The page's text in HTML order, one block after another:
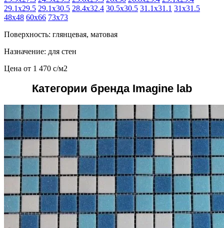
29.1x29.5 29.1x30.5 28.4x32.4 30.5x30.5 31.1x31.1 31x31.5
48x48 60x66 73x73
Поверхность: глянцевая, матовая
Назначение: для стен
Цена от 1 470 c/м2
Категории бренда Imagine lab